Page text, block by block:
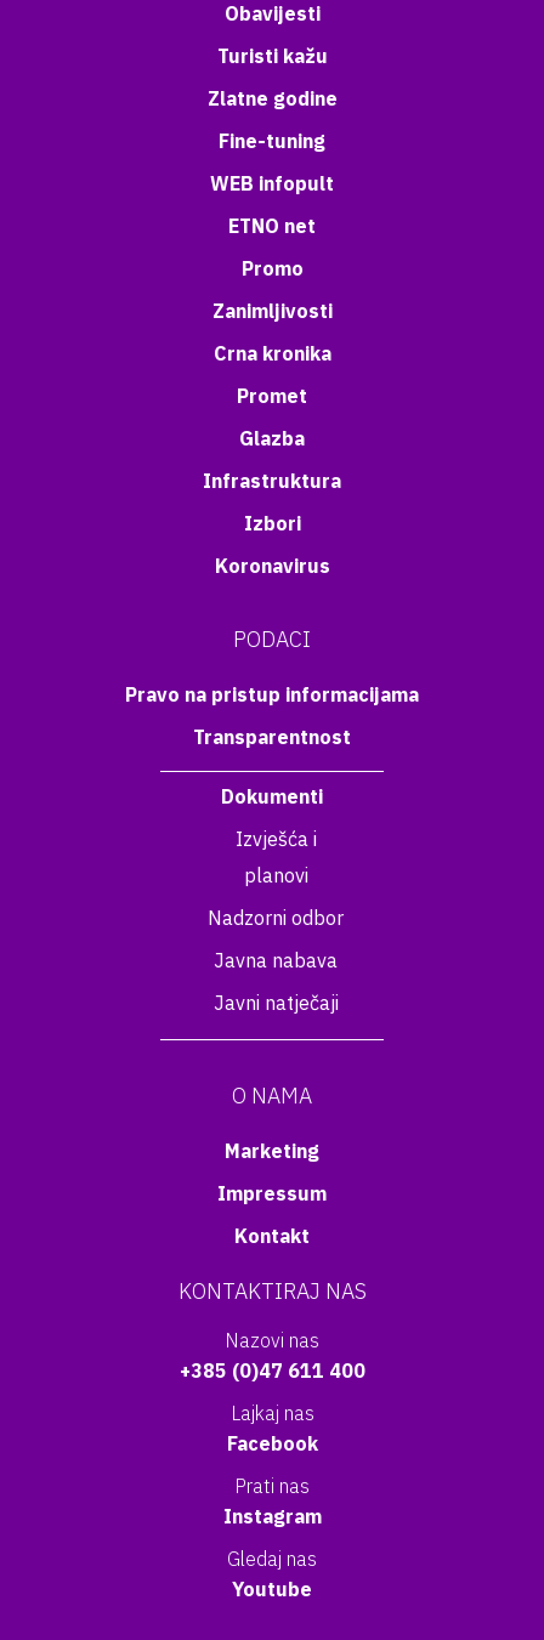
Obavijesti
Turisti kažu
Zlatne godine
Fine-tuning
WEB infopult
ETNO net
Promo
Zanimljivosti
Crna kronika
Promet
Glazba
Infrastruktura
Izbori
Koronavirus
PODACI
Pravo na pristup informacijama
Transparentnost
Dokumenti
Izvješća i
planovi
Nadzorni odbor
Javna nabava
Javni natječaji
O NAMA
Marketing
Impressum
Kontakt
KONTAKTIRAJ NAS
Nazovi nas
+385 (0)47 611 400
Lajkaj nas
Facebook
Prati nas
Instagram
Gledaj nas
Youtube